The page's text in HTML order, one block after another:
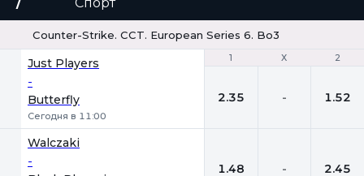
Counter-Strike. CCT. European Series 6. Bo3
1 Х 2
Just Players
-
Butterfly
Сегодня в 11:00
1 Х 2
2.35 - 1.52
Walczaki
- 1.48 - 2.45